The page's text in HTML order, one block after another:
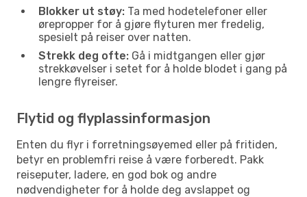
Blokker ut støy: Ta med hodetelefoner eller
ørepropper for å gjøre flyturen mer fredelig,
spesielt på reiser over natten.
Strekk deg ofte: Gå i midtgangen eller gjør
strekkøvelser i setet for å holde blodet i gang på
lengre flyreiser.
Flytid og flyplassinformasjon
Enten du flyr i forretningsøyemed eller på fritiden,
betyr en problemfri reise å være forberedt. Pakk
reiseputer, ladere, en god bok og andre
nødvendigheter for å holde deg avslappet og